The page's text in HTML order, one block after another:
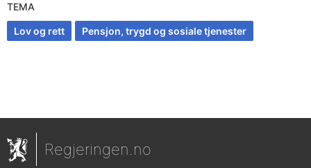
TEMA
Lov og rett Pensjon, trygd og sosiale tjenester
Regjeringen.no